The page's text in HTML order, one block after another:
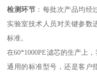
检测环节 ：每批次产品均经
实验室技术人员对关键参数
标准。
在60*1000PE滤芯的生产上
通用的标准型号，还是客户